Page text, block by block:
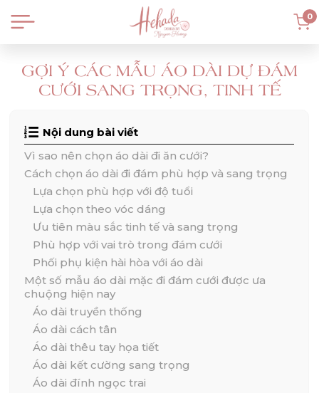
0
GỢI Ý CÁC MẪU ÁO DÀI DỰ ĐÁM
CƯỚI SANG TRỌNG, TINH TẾ
Nội dung bài viết
Vì sao nên chọn áo dài đi ăn cưới?
Cách chọn áo dài đi đám phù hợp và sang trọng
Lựa chọn phù hợp với độ tuổi
Lựa chọn theo vóc dáng
Ưu tiên màu sắc tinh tế và sang trọng
Phù hợp với vai trò trong đám cưới
Phối phụ kiện hài hòa với áo dài
Một số mẫu áo dài mặc đi đám cưới được ưa
chuộng hiện nay
Áo dài truyền thống
Áo dài cách tân
Áo dài thêu tay họa tiết
Áo dài kết cường sang trọng
Áo dài đính ngọc trai